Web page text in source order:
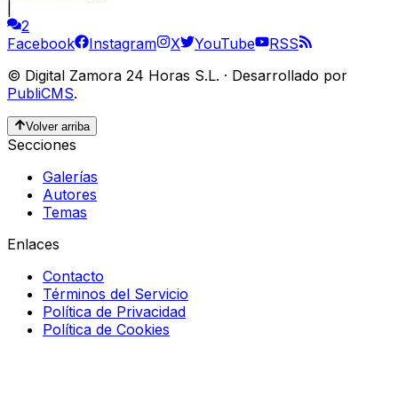
2
Facebook
Instagram X YouTube
RSS
© Digital Zamora 24 Horas S.L. · Desarrollado por
PubliCMS.
Volver arriba
Secciones
Galerías
Autores
Temas
Enlaces
Contacto
Términos del Servicio
Política de Privacidad
Política de Cookies